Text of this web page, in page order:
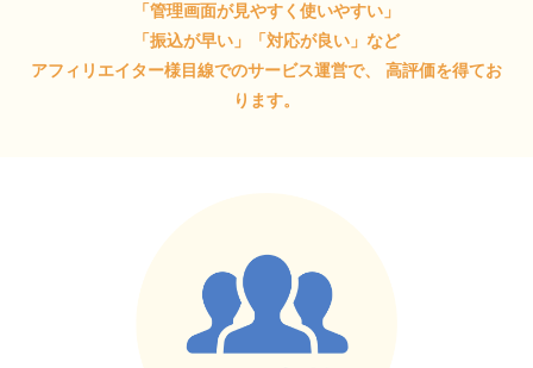
「管理画面が見やすく使いやすい」
「振込が早い」「対応が良い」など
アフィリエイター様目線でのサービス運営で、
高評価を得てお
ります。